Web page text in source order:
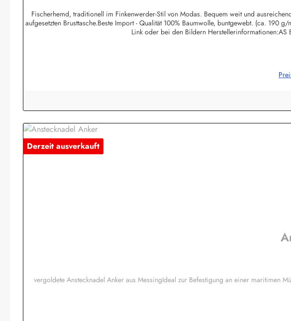
Fischerhemd, traditionell im Finkenwerder-Stil von Modas. Bequem weit und
aufgesetzten Brusttasche.Beste Import - Qualität 100% Baumwolle, buntgewebt. (ca.
Link oder bei den Bildern
Derzeit ausverkauft
vergoldete Anstecknadel Anker aus MessingIdeal zur Befestigung an einer maritimen